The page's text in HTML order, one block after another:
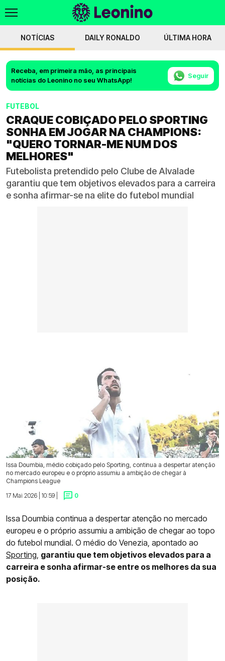
NOTÍCIAS DAILY RONALDO ÚLTIMA HORA
Receba, em primeira mão, as principais
notícias do Leonino no seu WhatsApp!
Seguir
FUTEBOL
CRAQUE COBIÇADO PELO SPORTING
SONHA EM JOGAR NA CHAMPIONS:
"QUERO TORNAR-ME NUM DOS
MELHORES"
Futebolista pretendido pelo Clube de Alvalade
garantiu que tem objetivos elevados para a carreira
e sonha afirmar-se na elite do futebol mundial
Issa Doumbia, médio cobiçado pelo Sporting, continua a despertar atenção
no mercado europeu e o próprio assumiu a ambição de chegar à
Champions League
17 Mai 2026 | 10:59 |
0
Issa Doumbia continua a despertar atenção no mercado
europeu e o próprio assumiu a ambição de chegar ao topo
do futebol mundial. O médio do Venezia, apontado ao
Sporting, garantiu que tem objetivos elevados para a
carreira e sonha afirmar-se entre os melhores da sua
posição.